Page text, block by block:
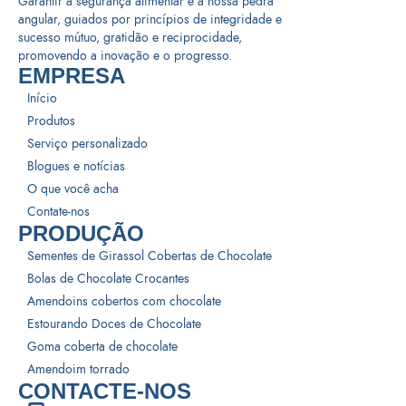
angular, guiados por princípios de integridade e
sucesso mútuo, gratidão e reciprocidade,
promovendo a inovação e o progresso.
EMPRESA
Início
Produtos
Serviço personalizado
Blogues e notícias
O que você acha
Contate-nos
PRODUÇÃO
Sementes de Girassol Cobertas de Chocolate
Bolas de Chocolate Crocantes
Amendoins cobertos com chocolate
Estourando Doces de Chocolate
Goma coberta de chocolate
Amendoim torrado
CONTACTE-NOS